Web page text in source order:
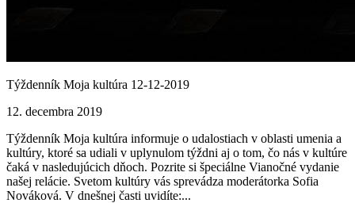
Týždenník Moja kultúra 12-12-2019
12. decembra 2019
Týždenník Moja kultúra informuje o udalostiach v oblasti umenia a
kultúry, ktoré sa udiali v uplynulom týždni aj o tom, čo nás v kultúre
čaká v nasledujúcich dňoch. Pozrite si špeciálne Vianočné vydanie
našej relácie. Svetom kultúry vás sprevádza moderátorka Sofia
Nováková. V dnešnej časti uvidíte:...